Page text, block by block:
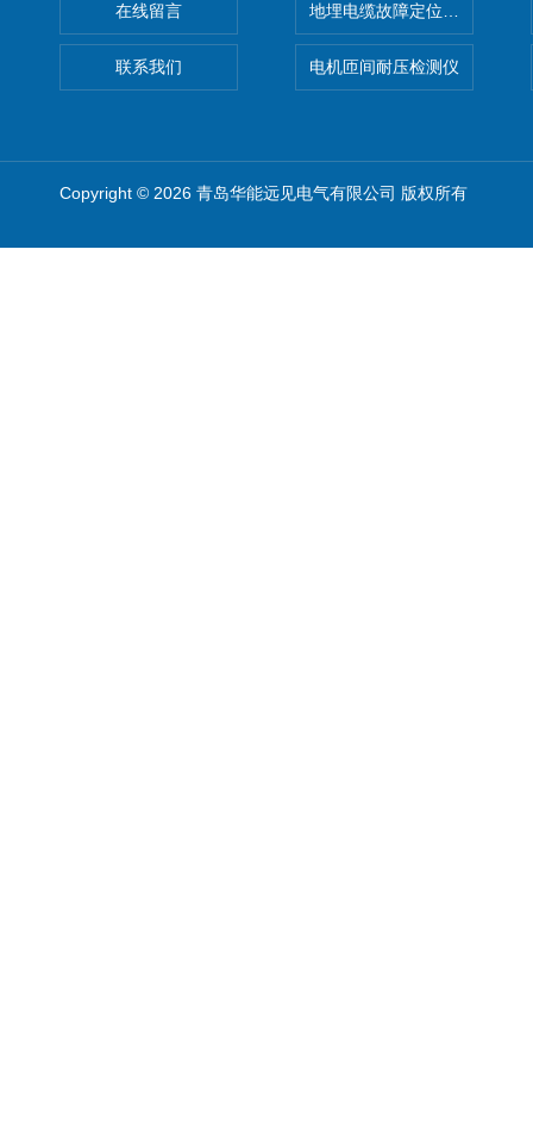
在线留言
联系我们
地埋电缆故障定位仪 地下电
电机匝间耐压检测仪
Copyright © 2026 青岛华能远见电气有限公司 版权所有